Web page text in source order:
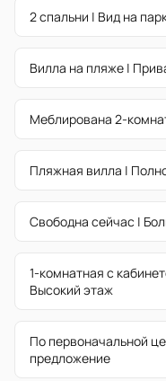
2 спальни | Вид на
Вилла на пляже |
Меблирована 2-
Пляжная вилла |
Свободна сейчас |
1-комнатная с
Высокий этаж
По первоначальной
предложение